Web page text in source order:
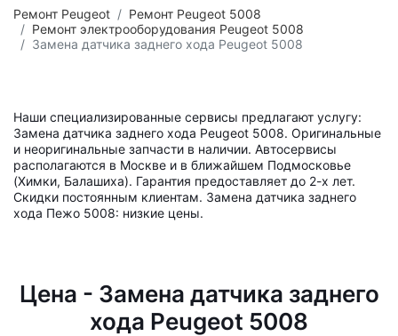
Ремонт Peugeot
Ремонт Peugeot 5008
Ремонт электрооборудования Peugeot 5008
Замена датчика заднего хода Peugeot 5008
Наши специализированные сервисы предлагают услугу:
Замена датчика заднего хода Peugeot 5008. Оригинальные
и неоригинальные запчасти в наличии. Автосервисы
располагаются в Москве и в ближайшем Подмосковье
(Химки, Балашиха). Гарантия предоставляет до 2-х лет.
Скидки постоянным клиентам. Замена датчика заднего
хода Пежо 5008: низкие цены.
Цена - Замена датчика заднего
хода Peugeot 5008